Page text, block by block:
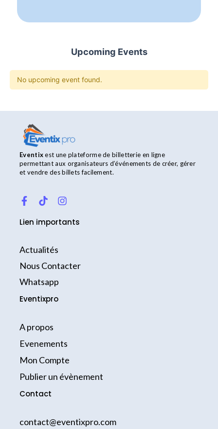
Upcoming Events
No upcoming event found.
Eventixest une plateforme de billetterie en ligne
permettant aux organisateurs d’événements de créer, gérer
et vendre des billets facilement.
F
a
c
e
o
o
k
f
T
i
t
k
I
n
t
a
Lien importants
Actualités
Nous Contacter
Whatsapp
Eventixpro
A propos
Evenements
Mon Compte
Publier un évènement
Contact
contact@eventixpro.com